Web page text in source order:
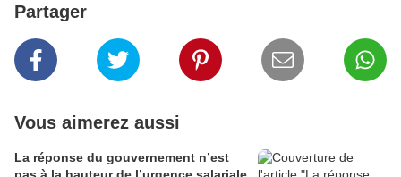
Partager
Vous aimerez aussi
La réponse du gouvernement n’est